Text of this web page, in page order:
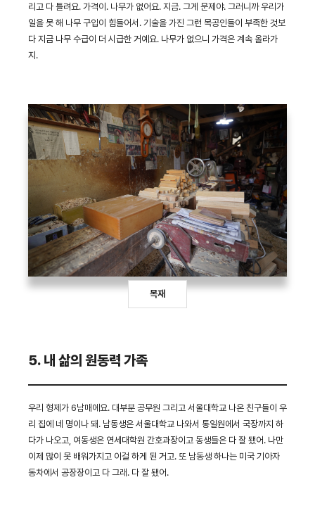
리고 다 틀려요. 가격이. 나무가 없어요. 지금. 그게 문제야. 그러니까 우리가
일을 못 해 나무 구입이 힘들어서. 기술을 가진 그런 목공인들이 부족한 것보
다 지금 나무 수급이 더 시급한 거예요. 나무가 없으니 가격은 계속 올라가
지.
목재
5. 내 삶의 원동력 가족
우리 형제가 6남매에요. 대부분 공무원 그리고 서울대학교 나온 친구들이 우
리 집에 네 명이나 돼. 남동생은 서울대학교 나와서 통일원에서 국장까지 하
다가 나오고, 여동생은 연세대학원 간호과장이고 동생들은 다 잘 됐어. 나만
이제 많이 못 배워가지고 이걸 하게 된 거고. 또 남동생 하나는 미국 기아자
동차에서 공장장이고 다 그래. 다 잘 됐어.